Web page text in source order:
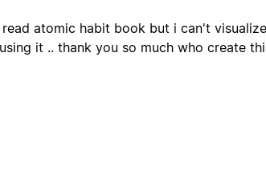
atomic habit book but i can't
it .. thank you so much who create